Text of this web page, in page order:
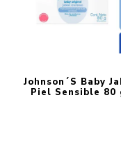
Johnson´S Baby
Piel Sensible 80